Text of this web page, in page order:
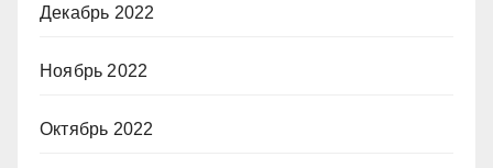
Декабрь 2022
Ноябрь 2022
Октябрь 2022